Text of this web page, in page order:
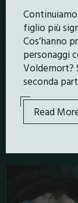
figlio più
Cos’hanno
personaggi
Voldemort?
seconda
Read